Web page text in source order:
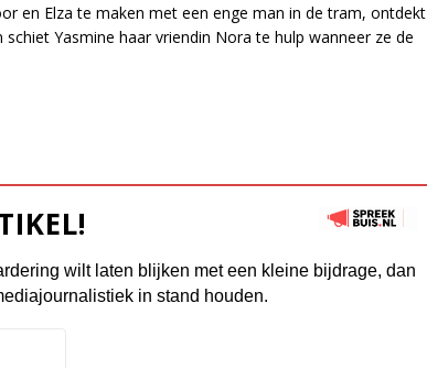
en Elza te maken met een enge man in de tram, ontdekt
Yasmine haar vriendin Nora te hulp wanneer ze de
wilt laten blijken met een kleine bijdrage, dan
in stand houden.